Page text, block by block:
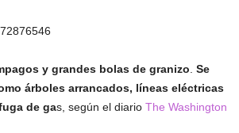
y grandes bolas de granizo Se
árboles arrancados, líneas eléctricas
de gas, según el diario The Washington